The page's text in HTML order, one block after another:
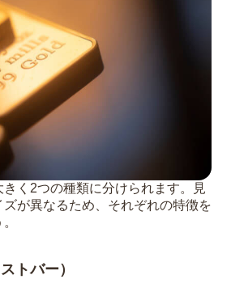
く2つの種類に分けられます。見
が異なるため、それぞれの特徴を
トバー）